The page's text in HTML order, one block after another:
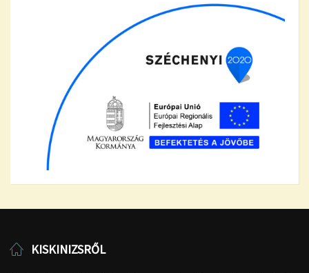
KISKINIZSRŐL